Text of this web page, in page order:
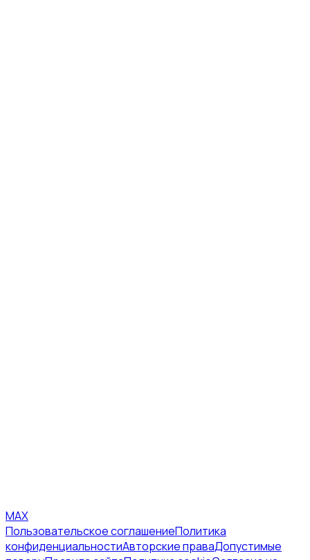
MAX
Пользовательское соглашениеПолитика
конфиденциальностиАвторские праваДопустимые